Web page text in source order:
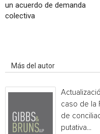
un acuerdo de demanda
colectiva
Más del autor
caso de la
de
putativa...